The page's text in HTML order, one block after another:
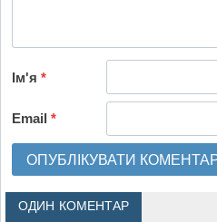
Ім'я*
Email*
ОДИН КОМЕНТАР